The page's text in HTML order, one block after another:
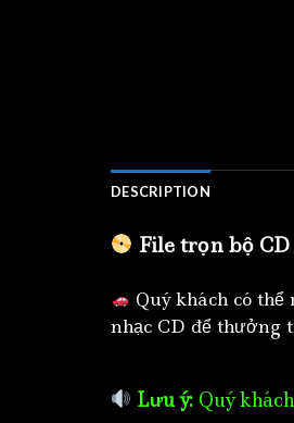
DESCRIPTION
File trọn bộ
Quý khách có
nhạc CD để thưởng
Lưu ý: Quý khách